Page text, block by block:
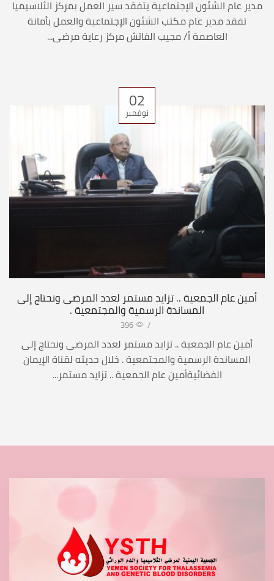
مدير عام الشئون الإجتماعية يتفقد سير العمل بمركز الثلاسيميا
تفقد مدير عام مكتب الشئون الإجتماعية والعمل بأمانة
العاصمة أ/ مجيب الفاتش مركز رعاية مرضى...
02
نوفمبر
أمين عام الجمعية .. تزايد مستمر لعدد المرضى ونحتاج إلى
المساندة الرسمية والمجتمعية .
/
396
أمين عام الجمعية .. تزايد مستمر لعدد المرضى ونحتاج إلى
المساندة الرسمية والمجتمعية . خلال حديثه لقناة الإيمان
الفضائيةأمين عام الجمعية .. تزايد مستمر...